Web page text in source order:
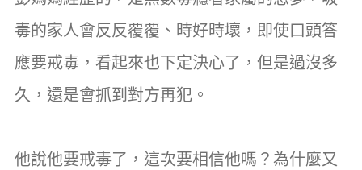
毒的家人會反反覆覆、時好時壞，即使口頭答
應要戒毒，看起來也下定決心了，但是過沒多
久，還是會抓到對方再犯。
他說他要戒毒了，這次要相信他嗎？為什麼又